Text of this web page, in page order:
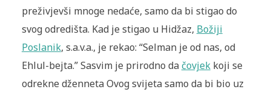
preživjevši mnoge nedaće, samo da bi stigao do
svog odredišta. Kad je stigao u Hidžaz, Božiji
Poslanik, s.a.v.a., je rekao: “Selman je od nas, od
Ehlul-bejta.” Sasvim je prirodno da čovjekkoji se
odrekne dženneta Ovog svijeta samo da bi bio uz